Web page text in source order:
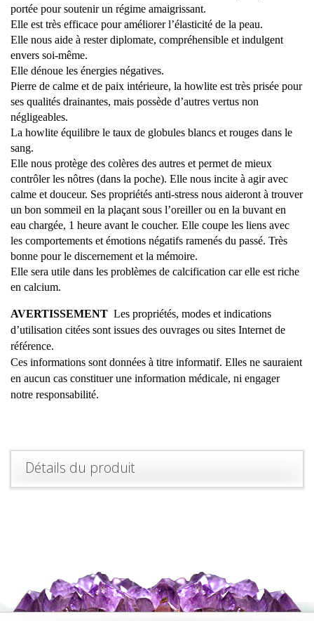
portée pour soutenir un régime amaigrissant.
Elle est très efficace pour améliorer l’élasticité de la peau.
Elle nous aide à rester diplomate, compréhensible et indulgent
envers soi-même.
Elle dénoue les énergies négatives.
Pierre de calme et de paix intérieure, la howlite est très prisée pour
ses qualités drainantes, mais possède d’autres vertus non
négligeables.
La howlite équilibre le taux de globules blancs et rouges dans le
sang.
Elle nous protège des colères des autres et permet de mieux
contrôler les nôtres (dans la poche). Elle nous incite à agir avec
calme et douceur. Ses propriétés anti-stress nous aideront à trouver
un bon sommeil en la plaçant sous l’oreiller ou en la buvant en
eau chargée, 1 heure avant le coucher. Elle coupe les liens avec
les comportements et émotions négatifs ramenés du passé. Très
bonne pour le discernement et la mémoire.
Elle sera utile dans les problèmes de calcification car elle est riche
en calcium.
AVERTISSEMENT Les propriétés, modes et indications
d’utilisation citées sont issues des ouvrages ou sites Internet de
référence.
Ces informations sont données à titre informatif. Elles ne sauraient
en aucun cas constituer une information médicale, ni engager
notre responsabilité.
Détails du produit